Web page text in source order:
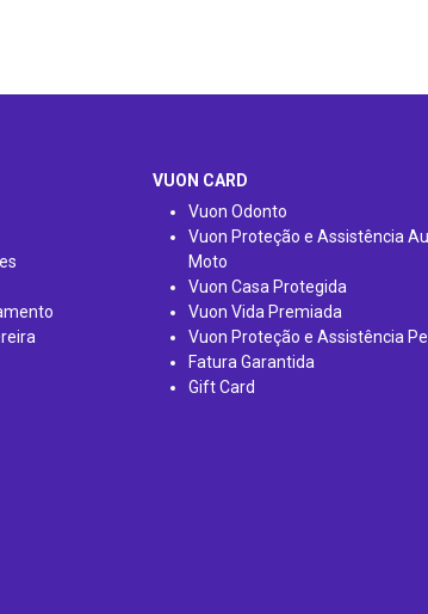
VUON CARD
Vuon Odonto
Vuon Proteção e Assistência
Moto
Vuon Casa Protegida
Vuon Vida Premiada
Vuon Proteção e Assistência
Fatura Garantida
Gift Card